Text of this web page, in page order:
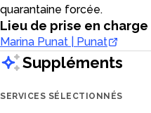
quarantaine forcée.
Lieu de prise en charge
Marina Punat | Punat
Suppléments
SERVICES SÉLECTIONNÉS